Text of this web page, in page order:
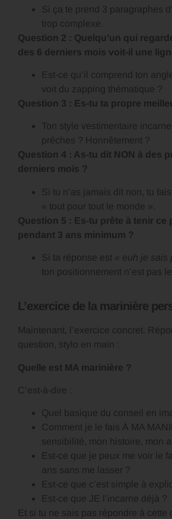
Si ça te prend 3 paragraphes
trop complexe.
Question 2 : Quelqu’un qui
des 6 derniers mois voit-il une
Est-ce qu’il comprend ton
voit du zapping thématique ?
Question 3 : Es-tu ta propre
Ton style vestimentaire
prêches ? Honnêtement ?
Question 4 : As-tu dit NON à des
derniers mois ?
Si tu n’as jamais dit non, tu
« tout pour tout le monde ».
Question 5 : Es-tu prête à tenir ce
pendant 3 ans minimum ?
Si ta réponse est « euh je sais
ton positionnement n’est pas le
L’exercice de la marinière
Maintenant, l’exercice concret.
question, stylo en main :
Quelle est MA marinière ?
C’est-à-dire :
Quel basique du conseil en
Comment je le fais À MA
sensibilité, mon histoire, mon
Est-ce que je peux me voir le
ans sans me lasser ?
Est-ce que c’est simple à
Est-ce que JE l’incarne déjà ?
Et si tu ne sais pas répondre à cette